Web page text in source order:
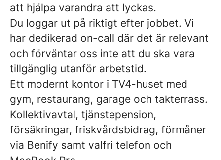
att hjälpa varandra att lyckas.
Du loggar ut på riktigt efter jobbet. Vi
har dedikerad on-call där det är relevant
och förväntar oss inte att du ska vara
tillgänglig utanför arbetstid.
Ett modernt kontor i TV4-huset med
gym, restaurang, garage och takterrass.
Kollektivavtal, tjänstepension,
försäkringar, friskvårdsbidrag, förmåner
via Benify samt valfri telefon och